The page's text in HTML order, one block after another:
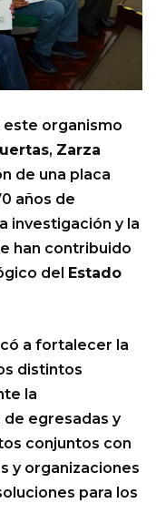
organismo
, Zarza
de una placa
años de
investigación y la
han contribuido
del
Estado
a fortalecer la
distintos
la
egresadas y
conjuntos con
y organizaciones
para los